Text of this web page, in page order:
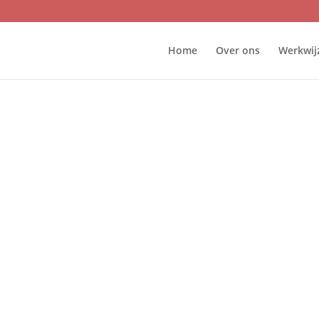
Home Over ons